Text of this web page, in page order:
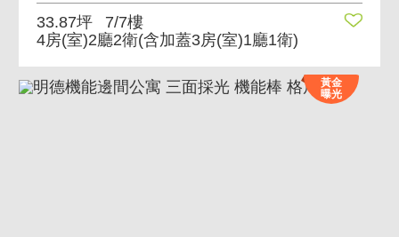
33.87坪
7/7樓
4房(室)2廳2衛(含加蓋3房(室)1廳1衛)
黃金
曝光